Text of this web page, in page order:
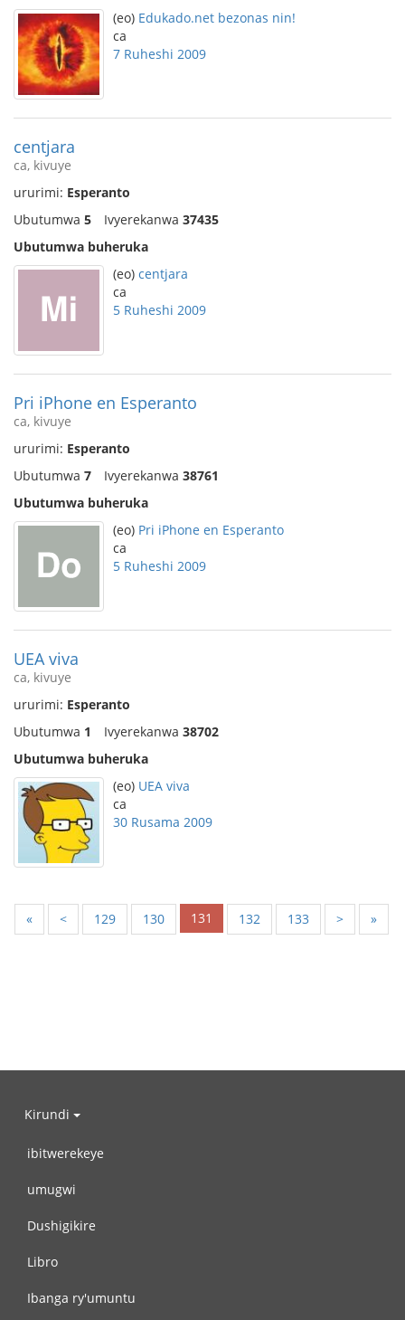
(eo) Edukado.net bezonas nin!
ca
7 Ruheshi 2009
centjara
ca, kivuye
ururimi: Esperanto
Ubutumwa 5 Ivyerekanwa 37435
Ubutumwa buheruka
(eo) centjara
ca
5 Ruheshi 2009
Pri iPhone en Esperanto
ca, kivuye
ururimi: Esperanto
Ubutumwa 7 Ivyerekanwa 38761
Ubutumwa buheruka
(eo) Pri iPhone en Esperanto
ca
5 Ruheshi 2009
UEA viva
ca, kivuye
ururimi: Esperanto
Ubutumwa 1 Ivyerekanwa 38702
Ubutumwa buheruka
(eo) UEA viva
ca
30 Rusama 2009
« < 129 130 131 132 133 > »
Kirundi
ibitwerekeye
umugwi
Dushigikire
Libro
Ibanga ry'umuntu